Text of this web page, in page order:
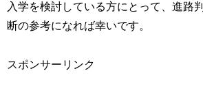
入学を検討している方にとって、進路判
断の参考になれば幸いです。
スポンサーリンク